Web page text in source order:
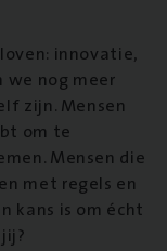
innovatie,
we nog meer
zijn. Mensen
om te
Mensen die
met regels en
kans is om écht